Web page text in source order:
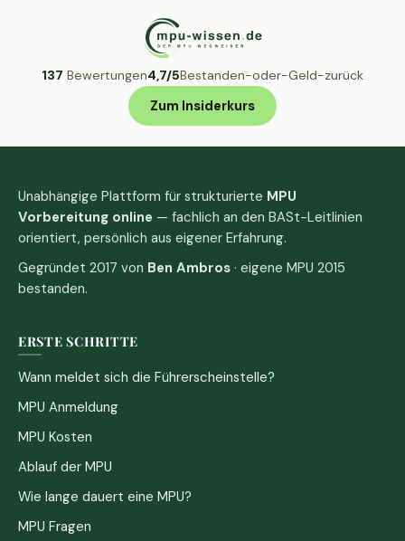
137 Bewertungen4,7/5Bestanden-oder-Geld-zurück
Zum Insiderkurs
Unabhängige Plattform für strukturierte MPU
Vorbereitung online — fachlich an den BASt-Leitlinien
orientiert, persönlich aus eigener Erfahrung.
Gegründet 2017 von Ben Ambros · eigene MPU 2015
bestanden.
ERSTE SCHRITTE
Wann meldet sich die Führerscheinstelle?
MPU Anmeldung
MPU Kosten
Ablauf der MPU
Wie lange dauert eine MPU?
MPU Fragen